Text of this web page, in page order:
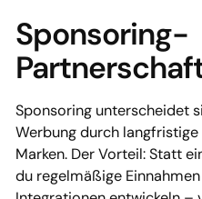
Sponsoring-
Sponsoring unterscheidet
Werbung durch
Marken. Der Vorteil: Statt
du regelmäßige